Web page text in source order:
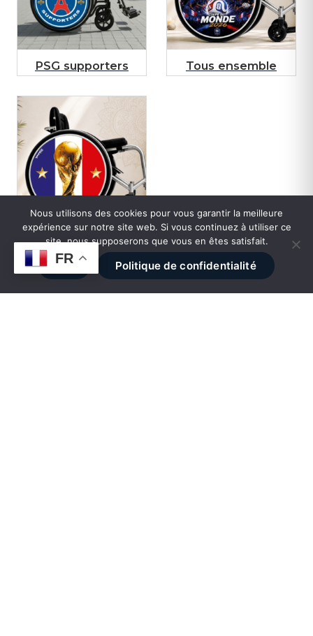
PSG supporters Tous ensemble
World cup
FR
Nous utilisons des cookies pour vous garantir la meilleure
expérience sur notre site web. Si vous continuez à utiliser ce
site, nous supposerons que vous en êtes satisfait.
Ok Politique de confidentialité